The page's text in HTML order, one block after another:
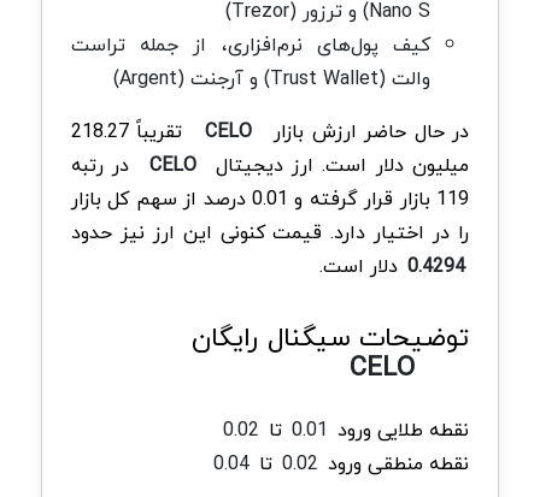
Nano S) و ترزور (Trezor)
کیف پول‌های نرم‌افزاری، از جمله تراست
والت (Trust Wallet) و آرجنت (Argent)
در حال حاضر ارزش بازار
CELO
تقریباً 218.27
میلیون دلار است. ارز دیجیتال CELO
در رتبه
119 بازار قرار گرفته و 0.01 درصد از سهم کل بازار
را در اختیار دارد. قیمت کنونی این ارز نیز حدود
0.4294 دلار است.
توضیحات سیگنال رایگان
CELO
نقطه طلایی ورود 0.01 تا 0.02
نقطه منطقی ورود 0.02 تا 0.04